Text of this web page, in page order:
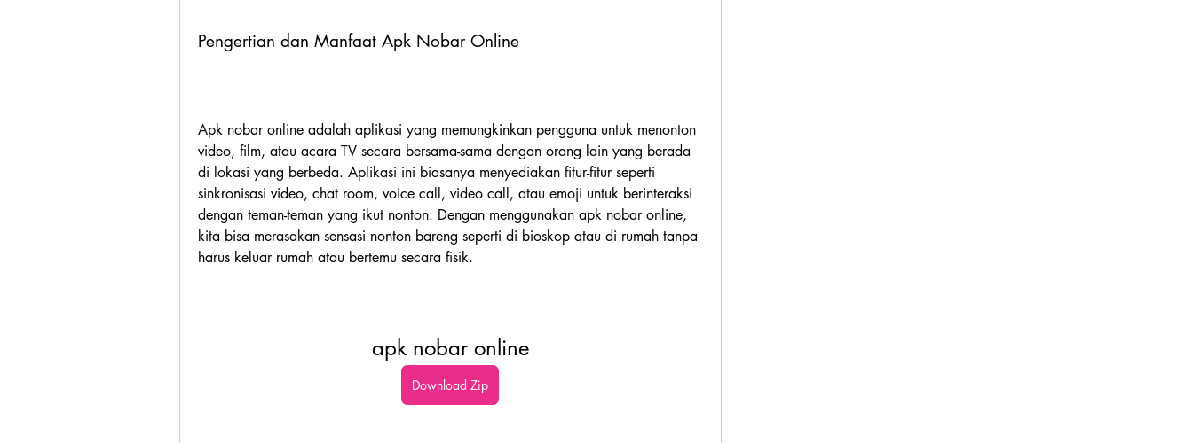
Pengertian dan Manfaat Apk Nobar Online
Apk nobar online adalah aplikasi yang memungkinkan pengguna untuk menonton
video, film, atau acara TV secara bersama-sama dengan orang lain yang berada
di lokasi yang berbeda. Aplikasi ini biasanya menyediakan fitur-fitur seperti
sinkronisasi video, chat room, voice call, video call, atau emoji untuk berinteraksi
dengan teman-teman yang ikut nonton. Dengan menggunakan apk nobar online,
kita bisa merasakan sensasi nonton bareng seperti di bioskop atau di rumah tanpa
harus keluar rumah atau bertemu secara fisik.
apk nobar online
Download Zip